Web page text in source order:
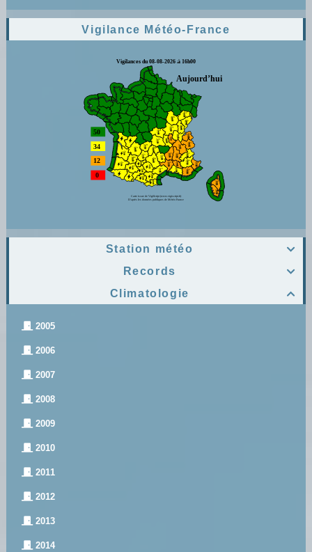
Vigilance Météo-France

Station météo

Records

Climatologie
2005
2006
2007
2008
2009
2010
2011
2012
2013
2014